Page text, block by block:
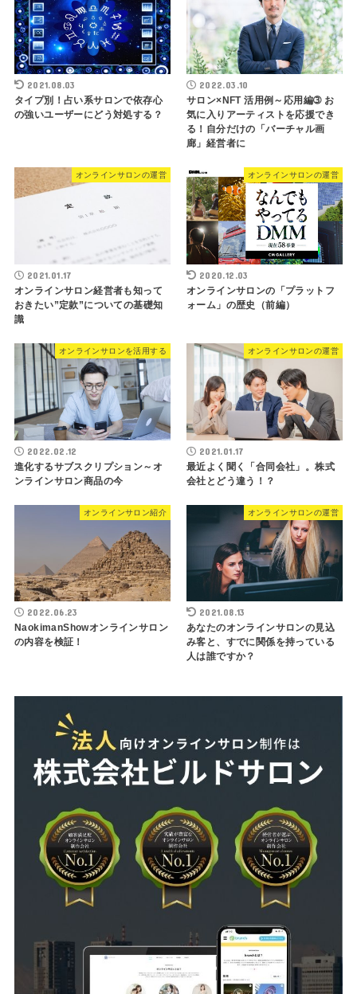
2021.08.03
タイプ別！占い系サロンで依存心
の強いユーザーにどう対処する？
2022.03.10
サロン×NFT 活用例～応用編➂ お
気に入りアーティストを応援でき
る！自分だけの「バーチャル画
廊」経営者に
オンラインサロンの運営
2021.01.17
オンラインサロン経営者も知って
おきたい”定款”についての基礎知
識
オンラインサロンの運営
2020.12.03
オンラインサロンの「プラットフ
ォーム」の歴史（前編）
オンラインサロンを活用する
2022.02.12
進化するサブスクリプション～オ
ンラインサロン商品の今
オンラインサロンの運営
2021.01.17
最近よく聞く「合同会社」。株式
会社とどう違う！？
オンラインサロン紹介
2022.06.23
NaokimanShowオンラインサロン
の内容を検証！
オンラインサロンの運営
2021.08.13
あなたのオンラインサロンの見込
み客と、すでに関係を持っている
人は誰ですか？